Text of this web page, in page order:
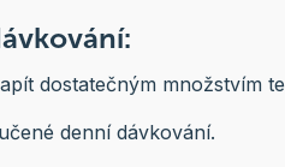
dostatečným množstvím
denní dávkování.